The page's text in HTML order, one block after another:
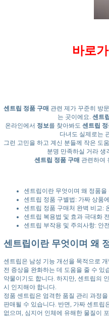
바로
센트립 정품 구매 관련 제가 꾸준히 방
는 곳이에요. 센트
온라인에서 정보를 찾아봐도 센트립 정
다녀도 실제로는
그런 고민을 하고 계신 분들께 작은 도
분명 만족하실 거라 생
센트립 정품 구매 관련하여
센트립이란 무엇이며 왜 정품을
센트립 정품 구별법: 가짜 상품
센트립 정품 구매처 완벽 비교:
센트립 복용법 및 효과 극대화
센트립 부작용 및 주의사항: 안
센트립이란 무엇이며 왜
센트립은 남성 기능 개선을 목적으로
전 증상을 완화하는 데 도움을 줄 수 있
약물이기도 합니다. 하지만, 센트립의
시 인지해야 합니다.
정품 센트립은 엄격한 품질 관리 과정
판매될 수 있습니다. 반면, 가짜 센트립
없으며, 심지어 인체에 유해한 물질이